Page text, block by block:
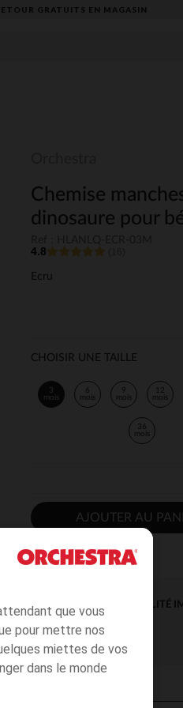
que vous
pour mettre nos
miettes de vos
dans le monde
EN MAGASIN​
Chemise
dinosaure pour
4.8
Ecru
CHOISIR UNE TAILLE
3
mois
6
mois
9
mois
12
mois
36
mois
AJOUTER AU
DISPONIBILITÉ